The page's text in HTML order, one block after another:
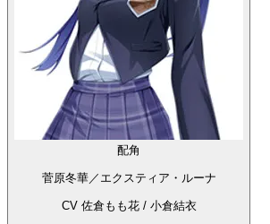
配角
菅原冬華／エクスティア・ルーナ
CV 佐倉もも花 / 小倉結衣